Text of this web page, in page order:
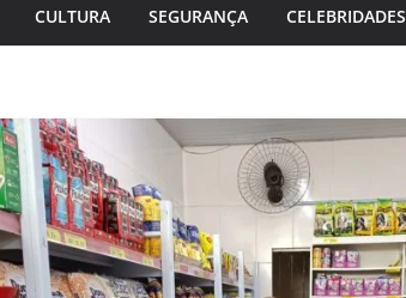
CULTURA SEGURANÇA CELEBRIDADES